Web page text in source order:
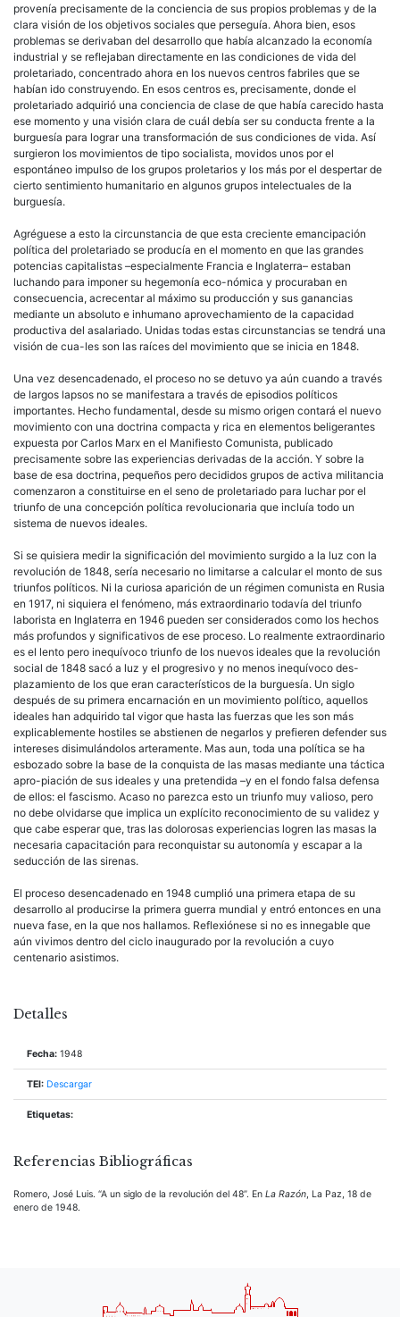
provenía precisamente de la conciencia de sus propios problemas y de la
clara visión de los objetivos sociales que perseguía. Ahora bien, esos
problemas se derivaban del desarrollo que había alcanzado la economía
industrial y se reflejaban directamente en las condiciones de vida del
proletariado, concentrado ahora en los nuevos centros fabriles que se
habían ido construyendo. En esos centros es, precisamente, donde el
proletariado adquirió una conciencia de clase de que había carecido hasta
ese momento y una visión clara de cuál debía ser su conducta frente a la
burguesía para lograr una transformación de sus condiciones de vida. Así
surgieron los movimientos de tipo socialista, movidos unos por el
espontáneo impulso de los grupos proletarios y los más por el despertar de
cierto sentimiento humanitario en algunos grupos intelectuales de la
burguesía.
Agréguese a esto la circunstancia de que esta creciente emancipación
política del proletariado se producía en el momento en que las grandes
potencias capitalistas –especialmente Francia e Inglaterra– estaban
luchando para imponer su hegemonía eco-nómica y procuraban en
consecuencia, acrecentar al máximo su producción y sus ganancias
mediante un absoluto e inhumano aprovechamiento de la capacidad
productiva del asalariado. Unidas todas estas circunstancias se tendrá una
visión de cua-les son las raíces del movimiento que se inicia en 1848.
Una vez desencadenado, el proceso no se detuvo ya aún cuando a través
de largos lapsos no se manifestara a través de episodios políticos
importantes. Hecho fundamental, desde su mismo origen contará el nuevo
movimiento con una doctrina compacta y rica en elementos beligerantes
expuesta por Carlos Marx en el Manifiesto Comunista, publicado
precisamente sobre las experiencias derivadas de la acción. Y sobre la
base de esa doctrina, pequeños pero decididos grupos de activa militancia
comenzaron a constituirse en el seno de proletariado para luchar por el
triunfo de una concepción política revolucionaria que incluía todo un
sistema de nuevos ideales.
Si se quisiera medir la significación del movimiento surgido a la luz con la
revolución de 1848, sería necesario no limitarse a calcular el monto de sus
triunfos políticos. Ni la curiosa aparición de un régimen comunista en Rusia
en 1917, ni siquiera el fenómeno, más extraordinario todavía del triunfo
laborista en Inglaterra en 1946 pueden ser considerados como los hechos
más profundos y significativos de ese proceso. Lo realmente extraordinario
es el lento pero inequívoco triunfo de los nuevos ideales que la revolución
social de 1848 sacó a luz y el progresivo y no menos inequívoco des-
plazamiento de los que eran característicos de la burguesía. Un siglo
después de su primera encarnación en un movimiento político, aquellos
ideales han adquirido tal vigor que hasta las fuerzas que les son más
explicablemente hostiles se abstienen de negarlos y prefieren defender sus
intereses disimulándolos arteramente. Mas aun, toda una política se ha
esbozado sobre la base de la conquista de las masas mediante una táctica
apro-piación de sus ideales y una pretendida –y en el fondo falsa defensa
de ellos: el fascismo. Acaso no parezca esto un triunfo muy valioso, pero
no debe olvidarse que implica un explícito reconocimiento de su validez y
que cabe esperar que, tras las dolorosas experiencias logren las masas la
necesaria capacitación para reconquistar su autonomía y escapar a la
seducción de las sirenas.
El proceso desencadenado en 1948 cumplió una primera etapa de su
desarrollo al producirse la primera guerra mundial y entró entonces en una
nueva fase, en la que nos hallamos. Reflexiónese si no es innegable que
aún vivimos dentro del ciclo inaugurado por la revolución a cuyo
centenario asistimos.
Detalles
Fecha: 1948
TEI: Descargar
Etiquetas:
Referencias Bibliográficas
Romero, José Luis. “A un siglo de la revolución del 48”. En La Razón, La Paz, 18 de
enero de 1948.